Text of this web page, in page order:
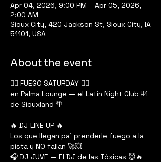
Apr 04, 2026, 9:00 PM – Apr 05, 2026,
2:00 AM
Sioux City, 420 Jackson St, Sioux City, IA
51101, USA
About the event
❤️‍🔥 FUEGO SATURDAY ❤️‍🔥
en Palma Lounge — el Latin Night Club #1
de Siouxland 🌴
🔥 DJ LINE UP 🔥
Los que llegan pa’ prenderle fuego a la
pista y NO fallan 🚀💥
🎧 DJ JUVE — El DJ de las Tóxicas 😈🔥